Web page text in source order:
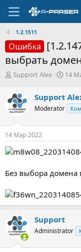
1.2.1511
Ошибка
выбрать домен
А
т
о
р
е
м
ы
Support Alex
Д
а
н
ч
л
а
14
Support
Moderator
14 Мар 2022
Без выбора домена
Support
Administrator